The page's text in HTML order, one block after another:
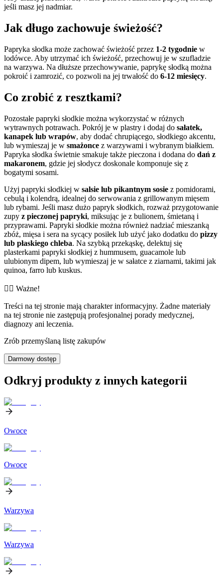
jeśli masz jej nadmiar.
Jak długo zachowuje świeżość?
Papryka słodka może zachować świeżość przez 1-2 tygodnie w
lodówce. Aby utrzymać ich świeżość, przechowuj je w szufladzie
na warzywa. Na dłuższe przechowywanie, paprykę słodką można
pokroić i zamrozić, co pozwoli na jej trwałość do 6-12 miesięcy.
Co zrobić z resztkami?
Pozostałe papryki słodkie można wykorzystać w różnych
wytrawnych potrawach. Pokrój je w plastry i dodaj do sałatek,
kanapek lub wrapów, aby dodać chrupiącego, słodkiego akcentu,
lub wymieszaj je w smażonce z warzywami i wybranym białkiem.
Papryka słodka świetnie smakuje także pieczona i dodana do dań z
makaronem, gdzie jej słodycz doskonale komponuje się z
bogatymi sosami.
Użyj papryki słodkiej w salsie lub pikantnym sosie z pomidorami,
cebulą i kolendrą, idealnej do serwowania z grillowanym mięsem
lub rybami. Jeśli masz dużo papryk słodkich, rozważ przygotowanie
zupy z pieczonej papryki, miksując je z bulionem, śmietaną i
przyprawami. Papryki słodkie można również nadziać mieszanką
zbóż, mięsa i sera na sycący posiłek lub użyć jako dodatku do pizzy
lub płaskiego chleba. Na szybką przekąskę, delektuj się
plasterkami papryki słodkiej z hummusem, guacamole lub
ulubionym dipem, lub wymieszaj je w sałatce z ziarnami, takimi jak
quinoa, farro lub kuskus.
👨‍⚕️️ Ważne!
Treści na tej stronie mają charakter informacyjny. Żadne materiały
na tej stronie nie zastępują profesjonalnej porady medycznej,
diagnozy ani leczenia.
Zrób przemyślaną listę zakupów
Darmowy dostęp
Odkryj produkty z innych kategorii
Owoce
Owoce
Warzywa
Warzywa